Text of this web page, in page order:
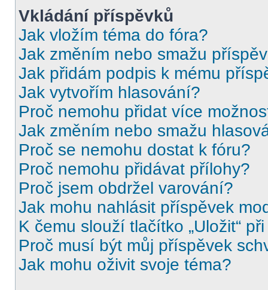
Vkládání příspěvků
Jak vložím téma do fóra?
Jak změním nebo smažu
Jak přidám podpis k mému
Jak vytvořím hlasování?
Proč nemohu přidat více
Jak změním nebo smažu
Proč se nemohu dostat k fóru?
Proč nemohu přidávat přílohy?
Proč jsem obdržel varování?
Jak mohu nahlásit příspěvek
K čemu slouží tlačítko „Uložit“
Proč musí být můj příspěvek
Jak mohu oživit svoje téma?